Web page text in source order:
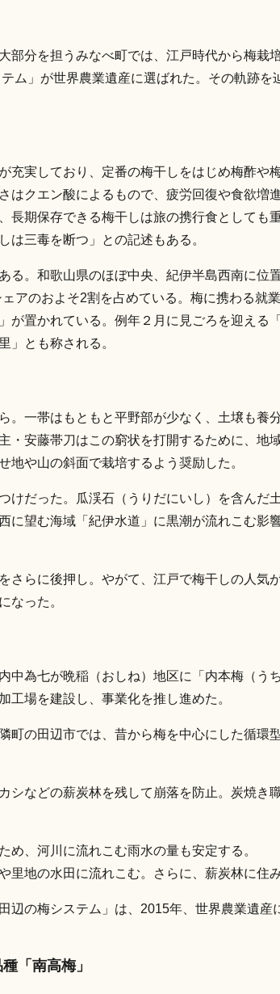
部分を担うみなべ町では、江戸時代から梅栽
ム」が世界農業遺産に選ばれた。その軌跡を
充実しており、定番の梅干しをはじめ梅酢や
クエン酸によるもので、疲労回復や食欲増
長期保存できる梅干しは旅の携行食としても
は三毒を断つ」との記述もある。
る。和歌山県のほぼ中央、紀伊半島西南に位
アのおよそ2割を占めている。梅に携わる就
置かれている。例年２月に見ごろを迎える「
」とも称される。
。一帯はもともと平野部が少なく、土壌も養
・安藤帯刀はこの窮状を打開するために、地
地や山の斜面で栽培するよう奨励した。
けだった。瓜渓石（うりだにいし）を含んだ
に望む海域「紀伊水道」に黒潮が流れこむ影
さらに後押し。やがて、江戸で梅干しの人気
なった。
中為七が晩稲（おしね）地区に「内本梅（
工場を建設し、事業化を推し進めた。
町の田辺市では、昔から梅を中心にした循
シなどの薪炭林を残して崩落を防止。炭焼
、河川に流れこむ雨水の量も安定する。
里地の水田に流れこむ。さらに、薪炭林に住
辺の梅システム」は、2015年、世界農業遺産
「南高梅」